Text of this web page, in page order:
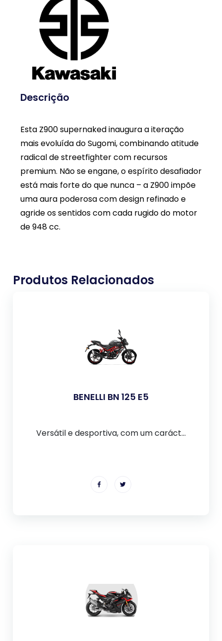
Descrição
Esta Z900 supernaked inaugura a iteração
mais evoluída do Sugomi, combinando atitude
radical de streetfighter com recursos
premium. Não se engane, o espírito desafiador
está mais forte do que nunca – a Z900 impõe
uma aura poderosa com design refinado e
agride os sentidos com cada rugido do motor
de 948 cc.
Produtos Relacionados
BENELLI BN 125 E5
Versátil e desportiva, com um caráct...